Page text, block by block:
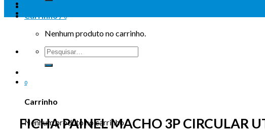
Carrinho /0
Nenhum produto no carrinho.
0
Carrinho
Nenhum produto no carrinho.
FICHA PAINEL MACHO 3P CIRCULAR